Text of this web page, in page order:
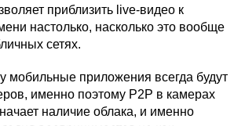
приблизить live-видео к
настолько, насколько это вообще
сетях.
мобильные приложения всегда будут
именно поэтому P2P в камерах
наличие облака, и именно